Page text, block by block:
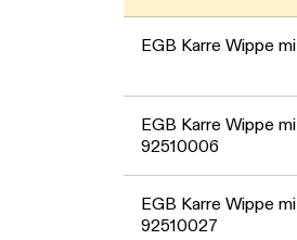
EGB Karre Wippe
EGB Karre Wippe
92510006
EGB Karre Wippe
92510027